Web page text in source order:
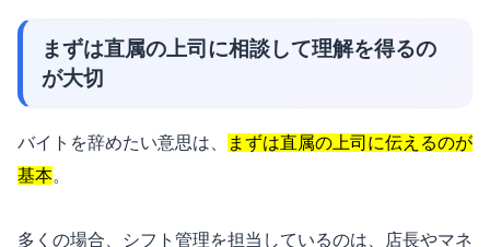
まずは直属の上司に相談して理解を得るの
が大切
バイトを辞めたい意思は、
まずは直属の上司に伝えるのが
基本。
多くの場合、シフト管理を担当しているのは、店長やマネ